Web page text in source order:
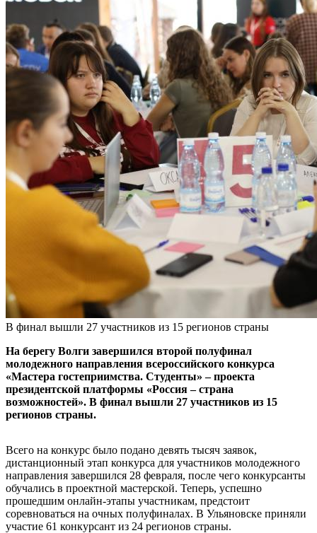
В финал вышли 27 участников из 15 регионов страны
На берегу Волги завершился второй полуфинал
молодежного направления всероссийского конкурса
«Мастера гостеприимства. Студенты» – проекта
президентской платформы «Россия – страна
возможностей». В финал вышли 27 участников из 15
регионов страны.
Всего на конкурс было подано девять тысяч заявок,
дистанционный этап конкурса для участников молодежного
направления завершился 28 февраля, после чего конкурсанты
обучались в проектной мастерской. Теперь, успешно
прошедшим онлайн-этапы участникам, предстоит
соревноваться на очных полуфиналах. В Ульяновске приняли
участие 61 конкурсант из 24 регионов страны.